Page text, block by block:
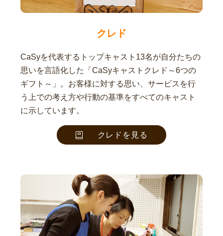
クレド
CaSyを代表するトップキャスト13名が自分たちの
思いを言語化した「CaSyキャストクレド～6つの
ギフト～」。お客様に対する思い、サービスを行
う上での考え方や行動の基準をすべてのキャスト
に示しています。
クレドを見る